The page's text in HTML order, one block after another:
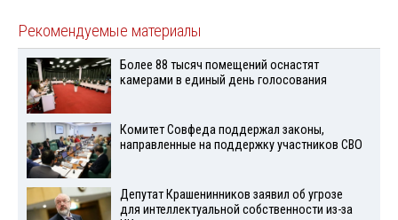
Рекомендуемые материалы
Более 88 тысяч помещений оснастят
камерами в единый день голосования
Комитет Совфеда поддержал законы,
направленные на поддержку участников СВО
Депутат Крашенинников заявил об угрозе
для интеллектуальной собственности из-за